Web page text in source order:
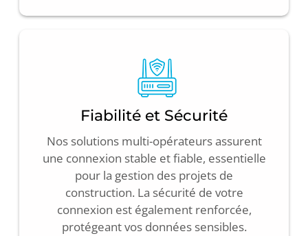
Fiabilité et Sécurité
Nos solutions multi-opérateurs assurent
une connexion stable et fiable, essentielle
pour la gestion des projets de
construction. La sécurité de votre
connexion est également renforcée,
protégeant vos données sensibles.